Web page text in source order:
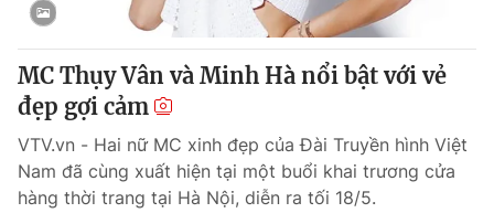
® Cấm sao chép dưới mọi hình thức nếu không có sự chấp
thuận bằng văn bản. Ghi rõ nguồn VTV.vn khi phát hành lại
thông tin từ website này.
MC Thụy Vân và Minh Hà nổi bật với vẻ
đẹp gợi cảm
VTV.vn - Hai nữ MC xinh đẹp của Đài Truyền hình Việt
Nam đã cùng xuất hiện tại một buổi khai trương cửa
hàng thời trang tại Hà Nội, diễn ra tối 18/5.